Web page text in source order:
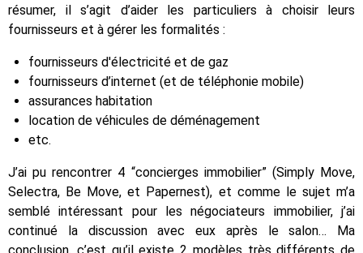
résumer, il s’agit d’aider les particuliers à choisir leurs
fournisseurs et à gérer les formalités :
fournisseurs d'électricité et de gaz
fournisseurs d’internet (et de téléphonie mobile)
assurances habitation
location de véhicules de déménagement
etc.
J’ai pu rencontrer 4 “concierges immobilier” (Simply Move,
Selectra, Be Move, et Papernest), et comme le sujet m’a
semblé intéressant pour les négociateurs immobilier, j’ai
continué la discussion avec eux après le salon… Ma
conclusion, c’est qu’il existe 2 modèles très différents de